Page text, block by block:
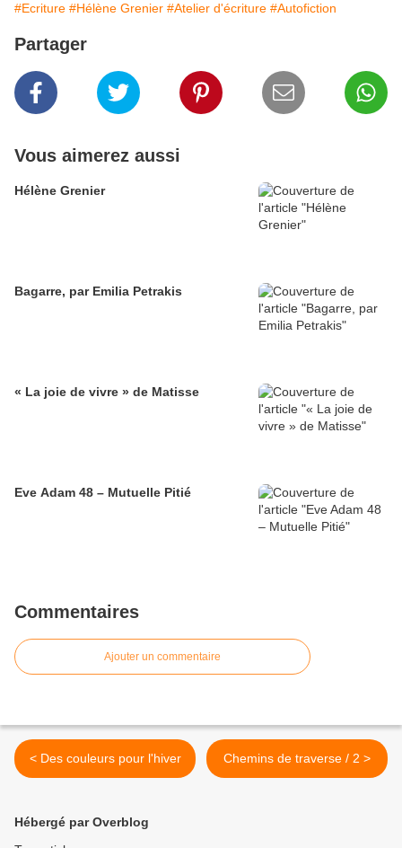
#Ecriture #Hélène Grenier #Atelier d'écriture #Autofiction
Partager
Vous aimerez aussi
Hélène Grenier
Bagarre, par Emilia Petrakis
« La joie de vivre » de Matisse
Eve Adam 48 – Mutuelle Pitié
Commentaires
Ajouter un commentaire
< Des couleurs pour l'hiver Chemins de traverse / 2 >
Hébergé par Overblog